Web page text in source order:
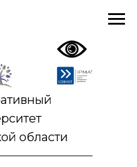
области